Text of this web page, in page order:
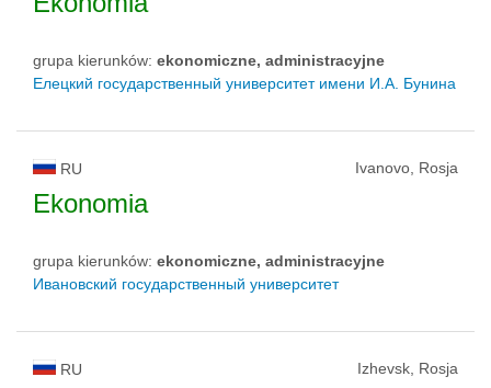
grupa kierunków: ekonomiczne, administracyjne
Елецкий государственный университет имени И.А. Бунина
RU Ivanovo, Rosja
Ekonomia
grupa kierunków: ekonomiczne, administracyjne
Ивановский государственный университет
RU Izhevsk, Rosja